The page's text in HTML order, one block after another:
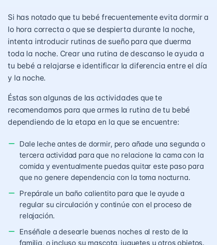
Si has notado que tu bebé frecuentemente evita dormir a
lo hora correcta o que se despierta durante la noche,
intenta introducir rutinas de sueño para que duerma
toda la noche. Crear una rutina de descanso le ayuda a
tu bebé a relajarse e identificar la diferencia entre el día
y la noche.
Éstas son algunas de las actividades que te
recomendamos para que armes la rutina de tu bebé
dependiendo de la etapa en la que se encuentre:
Dale leche antes de dormir, pero añade una segunda o
tercera actividad para que no relacione la cama con la
comida y eventualmente puedas quitar este paso para
que no genere dependencia con la toma nocturna.
Prepárale un baño calientito para que le ayude a
regular su circulación y continúe con el proceso de
relajación.
Enséñale a desearle buenas noches al resto de la
familia, o incluso su mascota, juguetes u otros objetos.